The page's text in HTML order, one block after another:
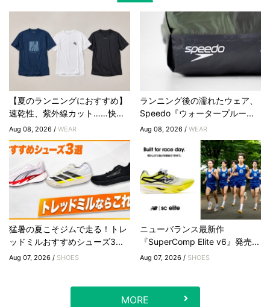
【夏のランニングにおすすめ】
速乾性、紫外線カット……快...
Aug 08, 2026 / WEAR
ランニング後の濡れたウェア、
Speedo『ウォータープルー...
Aug 08, 2026 /WEAR
猛暑の夏こそジムで走る！トレ
ッドミルおすすめシューズ3...
Aug 07, 2026 / SHOES
ニューバランス最新作
『SuperComp Elite v6』発売...
Aug 07, 2026 / SHOES
MORE